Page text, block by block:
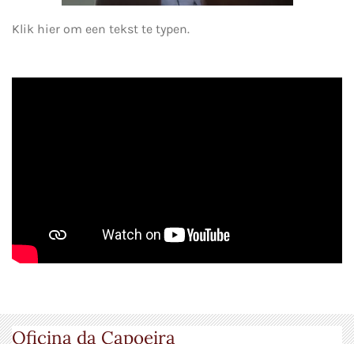
Klik hier om een tekst te typen.
Oficina da Capoeira